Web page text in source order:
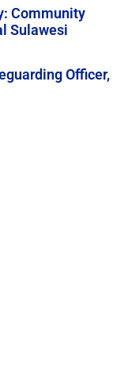
Community
Sulawesi
Officer,